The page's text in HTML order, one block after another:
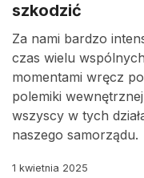
szkodzić
Za nami bardzo
czas wielu
momentami wręcz
polemiki
wszyscy w tych
naszego samorządu.
1 kwietnia 2025